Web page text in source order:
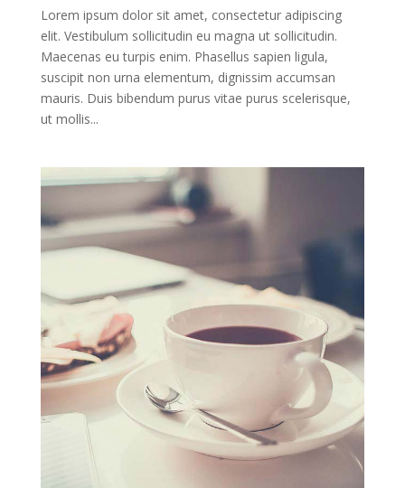
Lorem ipsum dolor sit amet, consectetur adipiscing
elit. Vestibulum sollicitudin eu magna ut sollicitudin.
Maecenas eu turpis enim. Phasellus sapien ligula,
suscipit non urna elementum, dignissim accumsan
mauris. Duis bibendum purus vitae purus scelerisque,
ut mollis...